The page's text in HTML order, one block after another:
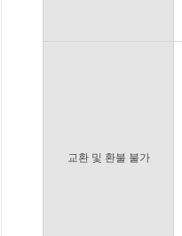
교환 및 환불 불가